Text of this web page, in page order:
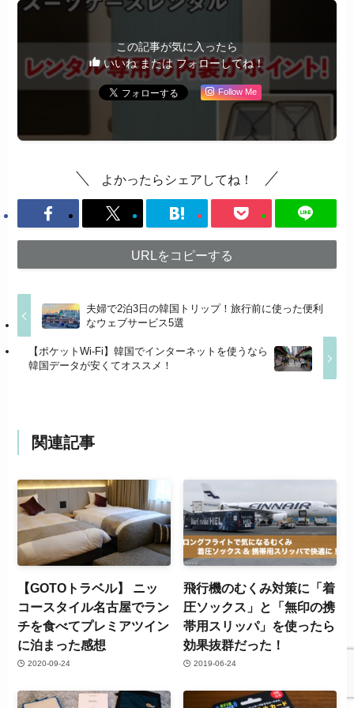
この記事が気に入ったら
いいね または フォローしてね！
Follow Me
よかったらシェアしてね！
URLをコピーする
夫婦で2泊3日の韓国トリップ！旅行前に使った便利
なウェブサービス5選
【ポケットWi-Fi】韓国でインターネットを使うなら
韓国データが安くてオススメ！
関連記事
【GOTOトラベル】 ニッ
コースタイル名古屋でラン
チを食べてプレミアツイン
に泊まった感想
2020-09-24
飛行機のむくみ対策に「着
圧ソックス」と「無印の携
帯用スリッパ」を使ったら
効果抜群だった！
2019-06-24